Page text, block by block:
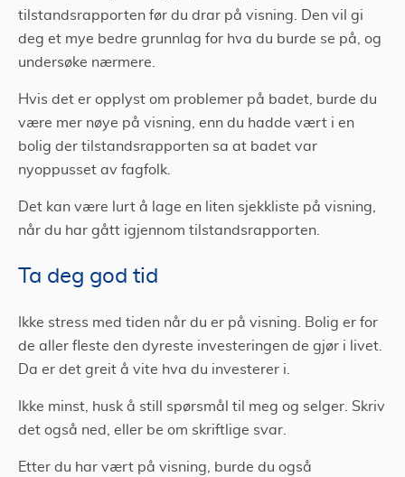
tilstandsrapporten før du drar på visning. Den vil gi
deg et mye bedre grunnlag for hva du burde se på, og
undersøke nærmere.
Hvis det er opplyst om problemer på badet, burde du
være mer nøye på visning, enn du hadde vært i en
bolig der tilstandsrapporten sa at badet var
nyoppusset av fagfolk.
Det kan være lurt å lage en liten sjekkliste på visning,
når du har gått igjennom tilstandsrapporten.
Ta deg god tid
Ikke stress med tiden når du er på visning. Bolig er for
de aller fleste den dyreste investeringen de gjør i livet.
Da er det greit å vite hva du investerer i.
Ikke minst, husk å still spørsmål til meg og selger. Skriv
det også ned, eller be om skriftlige svar.
Etter du har vært på visning, burde du også